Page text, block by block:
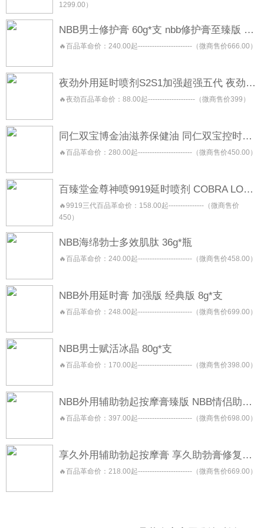
1299.00）
NBB男士修护膏 60g*支 nbb修护膏至臻版 金盖版
🔥百品革命价：240.00起-----------------------（微商售价666.00）
夜劲外用延时喷剂S2S1加强超强五代 夜劲喷雾 night king
🔥夜劲百品革命价：88.00起--------------------（微商售价399）
同仁双宝博金油滋养保健油 同仁双宝控时保健喷剂 同仁双宝修复按摩保健膏 同仁双宝焕能保健凝露
🔥百品革命价：280.00起-----------------------（微商售价450.00）
百臻堂金尊神喷9919延时喷剂 COBRA LONGLAST 三代二代青春版
🔥9919三代百品革命价：158.00起---------------（微商售价
450）
NBB海绵勃士多效肌肽 36g*瓶
🔥百品革命价：240.00起-----------------------（微商售价458.00）
NBB外用延时膏 加强版 经典版 8g*支
🔥百品革命价：248.00起-----------------------（微商售价699.00）
NBB男士赋活冰晶 80g*支
🔥百品革命价：170.00起-----------------------（微商售价398.00）
NBB外用辅助勃起按摩膏臻版 NBB情侣助勃按摩膏 NBB助勃膏
🔥百品革命价：397.00起-----------------------（微商售价698.00）
享久外用辅助勃起按摩膏 享久助勃膏修复型 享久助勃膏养护型
🔥百品革命价：218.00起-----------------------（微商售价669.00）